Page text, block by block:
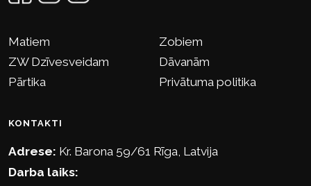
Matiem
Zobiem
ZW Dzīvesveidam
Dāvanām
Pārtika
Privātuma politika
KONTAKTI
Adrese: Kr. Barona 59/61 Rīga, Latvija
Darba laiks: